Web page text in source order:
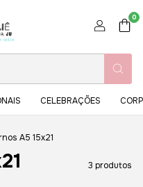
0
CELEBRAÇÕES
A5 15x21
3 produtos